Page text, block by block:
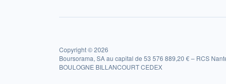
Copyright © 2026
Boursorama, SA au capital de 53 576 889,20 € – RCS
BOULOGNE BILLANCOURT CEDEX